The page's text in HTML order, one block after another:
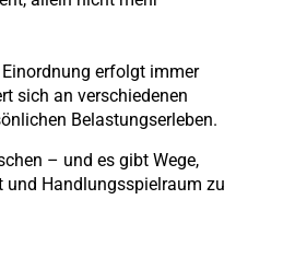
erfolgt immer
sich an verschiedenen
Belastungserleben.
– und es gibt Wege,
und Handlungsspielraum zu